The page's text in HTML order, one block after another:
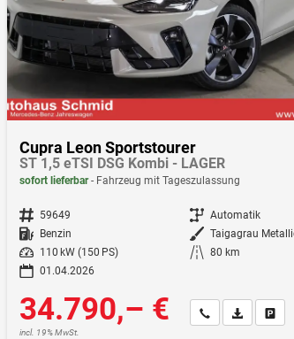
Cupra Leon Sportstourer
ST 1,5 eTSI DSG Kombi - LAGER
sofort lieferbar Fahrzeug mit Tageszulassung
Fahrzeugnr. 59649 Getriebe Automatik
Kraftstoff Benzin Außenfarbe Taigagrau
Leistung
110 kW (150 PS) Kilometerstand 80 km
01.04.2026
34.790,– €
incl. 19% MwSt.
Wir rufen Sie an